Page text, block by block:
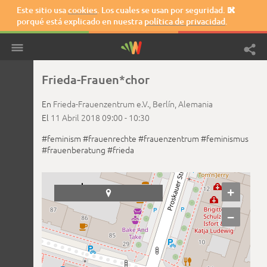
Este sitio usacookies. Los cuales se usan por seguridad. El
porqué está explicado en nuestra política de privacidad.

Frieda-Frauen*chor
En Frieda-Frauenzentrum e.V., Berlín, Alemania
El 11 Abril 2018 09:00 - 10:30
#feminism #frauenrechte #frauenzentrum #feminismus
#frauenberatung #frieda

+
−